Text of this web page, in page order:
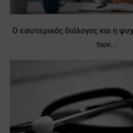
Ο εσωτερικός διάλογος και η
των...